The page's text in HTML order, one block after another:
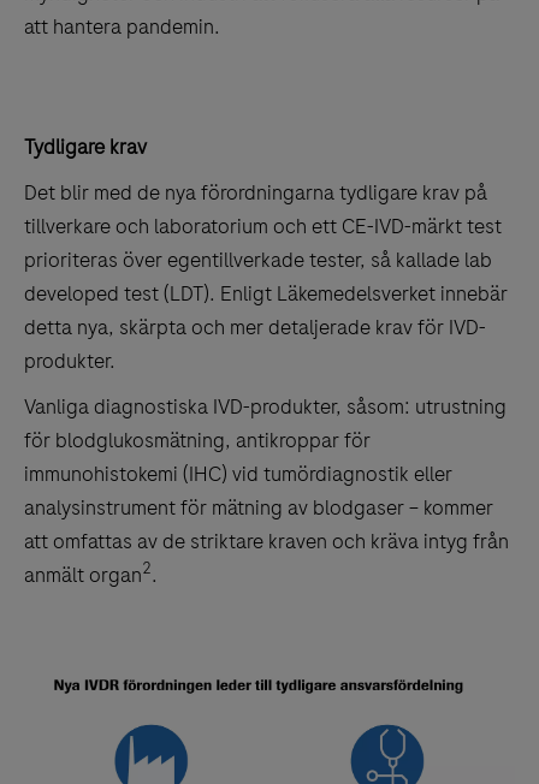
att hantera pandemin.
Tydligare krav
Det blir med de nya förordningarna tydligare krav på
tillverkare och laboratorium och ett CE-IVD-märkt test
prioriteras över egentillverkade tester, så kallade lab
developed test (LDT). Enligt Läkemedelsverket innebär
detta nya, skärpta och mer detaljerade krav för IVD-
produkter.
Vanliga diagnostiska IVD-produkter, såsom: utrustning
för blodglukosmätning, antikroppar för
immunohistokemi (IHC) vid tumördiagnostik eller
analysinstrument för mätning av blodgaser – kommer
att omfattas av de striktare kraven och kräva intyg från
anmält organ2.